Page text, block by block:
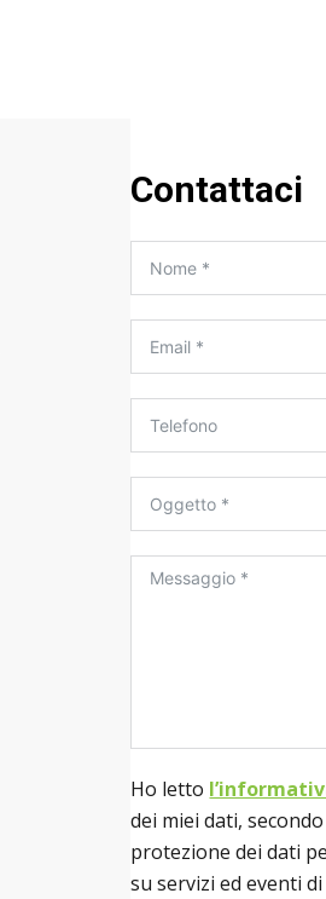
Contattaci
Ho letto
dei miei dati,
protezione dei dati
su servizi ed eventi